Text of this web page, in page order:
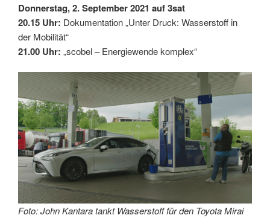
Donnerstag, 2. September 2021 auf 3sat
20.15 Uhr: Dokumentation „Unter Druck: Wasserstoff in
der Mobilität“
21.00 Uhr: „scobel – Energiewende komplex“
Foto: John Kantara tankt Wasserstoff für den Toyota Mirai